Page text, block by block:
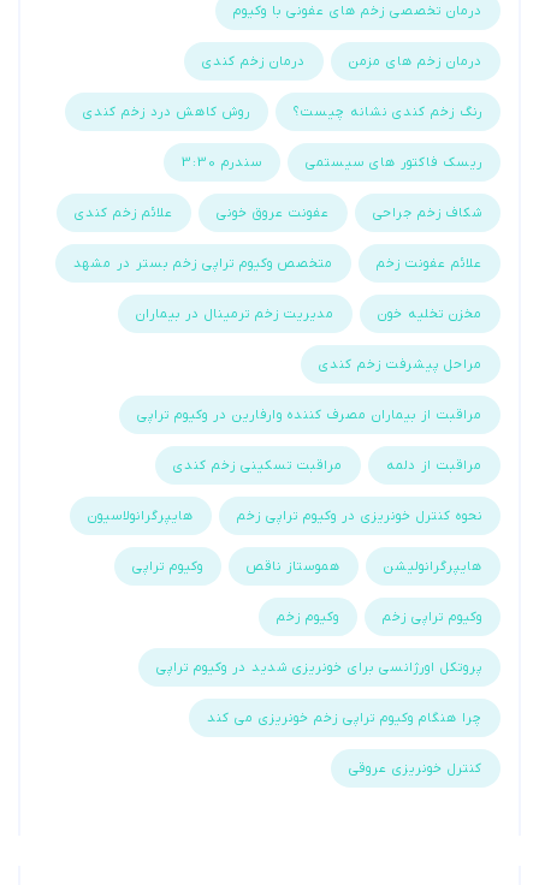
درمان تخصصی زخم های عفونی با وکیوم
درمان زخم های مزمن درمان زخم کندی
رنگ زخم کندی نشانه چیست؟ روش کاهش درد زخم کندی
ریسک فاکتور های سیستمی سندرم 3:30
شکاف زخم جراحی عفونت عروق خونی علائم زخم کندی
علائم عفونت زخم متخصص وکیوم تراپی زخم بستر در مشهد
مخزن تخلیه خون مدیریت زخم ترمینال در بیماران
مراحل پیشرفت زخم کندی
مراقبت از بیماران مصرف کننده وارفارین در وکیوم تراپی
مراقبت از دلمه مراقبت تسکینی زخم کندی
نحوه کنترل خونریزی در وکیوم تراپی زخم هایپرگرانولاسیون
هایپرگرانولیشن هموستاز ناقص وکیوم تراپی
وکیوم تراپی زخم وکیوم زخم
پروتکل اورژانسی برای خونریزی شدید در وکیوم تراپی
چرا هنگام وکیوم تراپی زخم خونریزی می کند
کنترل خونریزی عروقی